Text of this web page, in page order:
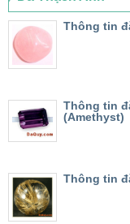
Thông tin
Thông tin
(Amethyst)
Thông tin